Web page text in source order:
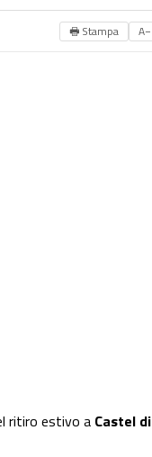
🖶 Stampa A−
ritiro estivo a Castel di